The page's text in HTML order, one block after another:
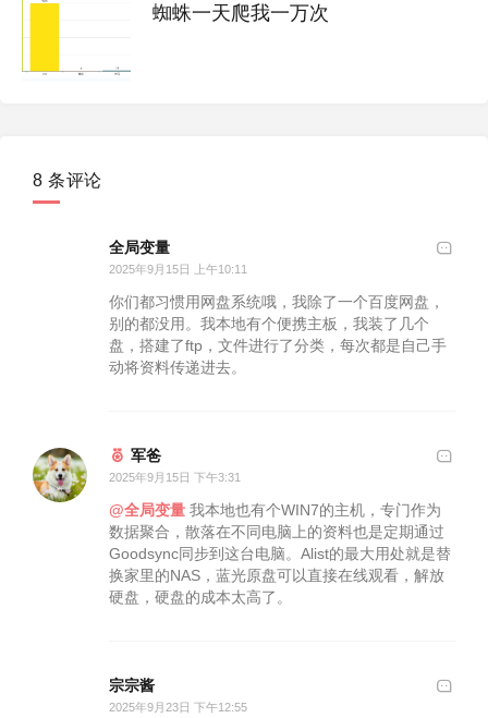
蜘蛛一天爬我一万次
8 条评论
全局变量
2025年9月15日 上午10:11
你们都习惯用网盘系统哦，我除了一个百度网盘，
别的都没用。我本地有个便携主板，我装了几个
盘，搭建了ftp，文件进行了分类，每次都是自己手
动将资料传递进去。
军爸
2025年9月15日 下午3:31
@全局变量 我本地也有个WIN7的主机，专门作为
数据聚合，散落在不同电脑上的资料也是定期通过
Goodsync同步到这台电脑。Alist的最大用处就是替
换家里的NAS，蓝光原盘可以直接在线观看，解放
硬盘，硬盘的成本太高了。
宗宗酱
2025年9月23日 下午12:55